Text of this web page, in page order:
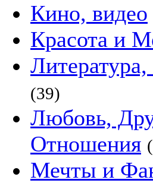
Кино, видео
Красота и
(39)
Любовь,
Отношения
Мечты и